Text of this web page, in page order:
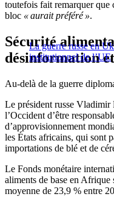
toutefois fait remarquer que
bloc « aurait préféré ».
La guerre russe en
institutionnel de l’UE
Sécurité
désinformation
Au-delà de la guerre
Le président russe Vladimir
l’Occident d’être
d’approvisionnement
les États africains, qui sont
importations de blé et de
Le Fonds monétaire
aliments de base en Afrique
moyenne de 23,9 % entre